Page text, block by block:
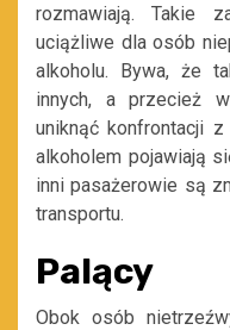
rozmawiają. Takie
uciążliwe dla osób
alkoholu. Bywa, że
innych, a przecież
uniknąć konfrontacji
alkoholem pojawiają
inni pasażerowie są
transportu.
Palący
Obok osób